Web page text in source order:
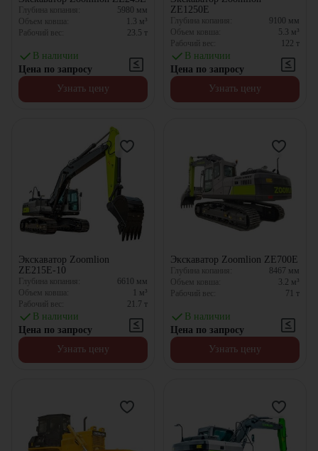
Глубина копания: 5980 мм
Объем ковша:
1.3 м³
Рабочий вес:
23.5 т
В наличии
Цена по запросу
Узнать цену
ZE1250E
Глубина копания: 9100 мм
Объем ковша:
5.3 м³
Рабочий вес:
122 т
В наличии
Цена по запросу
Узнать цену
Экскаватор Zoomlion
ZE215E-10
Глубина копания: 6610 мм
Объем ковша:
м³
Рабочий вес:
21.7 т
В наличии
Цена по запросу
Узнать цену
Экскаватор Zoomlion ZE700E
Глубина копания: 8467 мм
Объем ковша:
3.2 м³
Рабочий вес:
71 т
В наличии
Цена по запросу
Узнать цену